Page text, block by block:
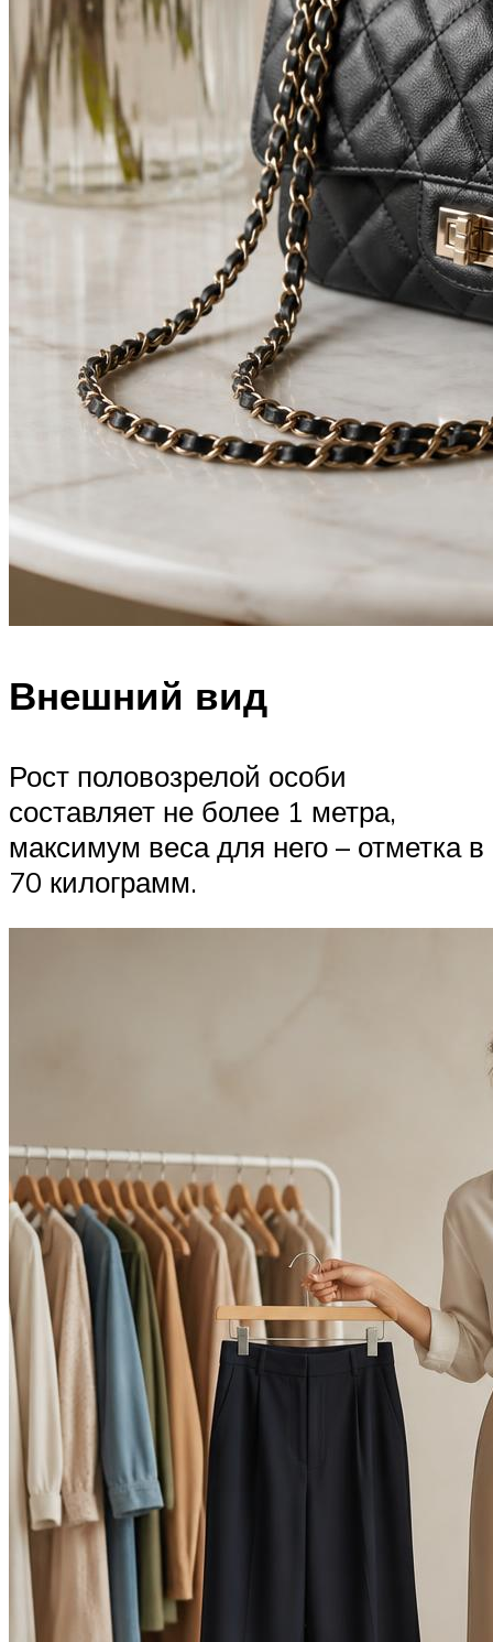
Внешний вид
Рост половозрелой особи
составляет не более 1 метра,
максимум веса для него – отметка в
70 килограмм.